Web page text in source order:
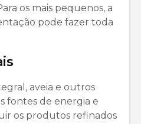
os mais pequenos, a
pode fazer toda
aveia e outros
fontes de energia e
os produtos refinados